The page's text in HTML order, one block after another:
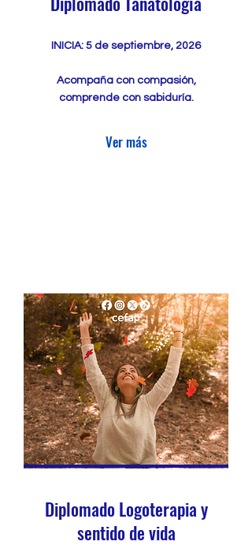
INICIA: 5 de septiembre, 2026
Acompaña con compasión,
comprende con sabiduría.
Ver más
Diplomado Logoterapia y
sentido de vida